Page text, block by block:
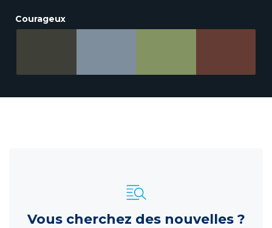
Courageux
Vous cherchez des nouvelles ?